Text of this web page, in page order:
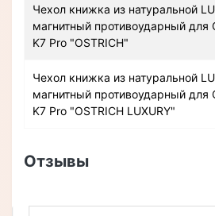
Чехол книжка из натуральной
магнитный противоударный для
K7 Pro "OSTRICH"
Чехол книжка из натуральной
магнитный противоударный для
K7 Pro "OSTRICH LUXURY"
Отзывы